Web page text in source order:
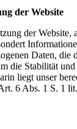
der Website
der Website,
Daten, die
die Stabilität
liegt unser
6 Abs. 1 S. 1